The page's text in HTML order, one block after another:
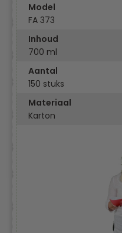
Model
FA 373
Inhoud
700 ml
Aantal
150 stuks
Materiaal
Karton